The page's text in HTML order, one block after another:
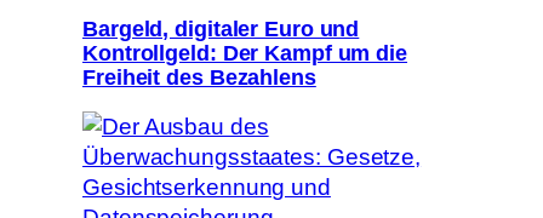
Bargeld, digitaler Euro und
Kontrollgeld: Der Kampf um die
Freiheit des Bezahlens